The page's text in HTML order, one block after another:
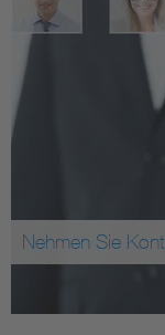
Nehmen Sie